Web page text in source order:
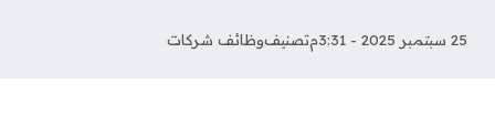
25 سبتمبر 2025 - 3:31م تصنيفوظائف شركات